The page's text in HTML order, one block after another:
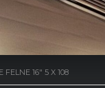
16″ 5 X 108